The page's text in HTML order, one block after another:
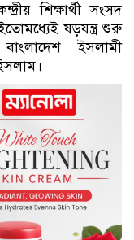
শিক্ষার্থী সংসদ
ষড়যন্ত্র শুরু
ইসলামী